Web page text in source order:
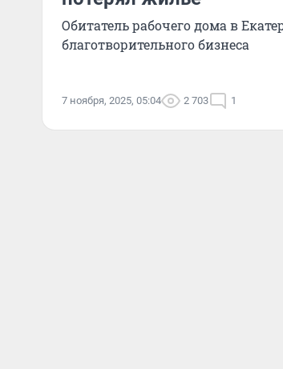
Обитатель рабочего дома в
благотворительного бизнеса
7 ноября, 2025, 05:04 2 703 1